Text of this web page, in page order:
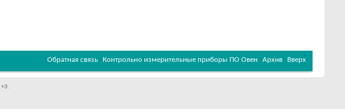
Обратная связь Контрольно измерительные приборы ПО Овен Архив Вверх
+3.